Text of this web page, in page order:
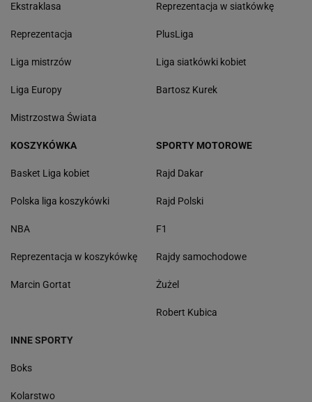
Ekstraklasa
Reprezentacja
Liga mistrzów
Liga Europy
Mistrzostwa Świata
Reprezentacja w siatkówkę
PlusLiga
Liga siatkówki kobiet
Bartosz Kurek
KOSZYKÓWKA
Basket Liga kobiet
Polska liga koszykówki
NBA
Reprezentacja w koszykówkę
Marcin Gortat
SPORTY MOTOROWE
Rajd Dakar
Rajd Polski
F1
Rajdy samochodowe
Żużel
Robert Kubica
INNE SPORTY
Boks
Kolarstwo